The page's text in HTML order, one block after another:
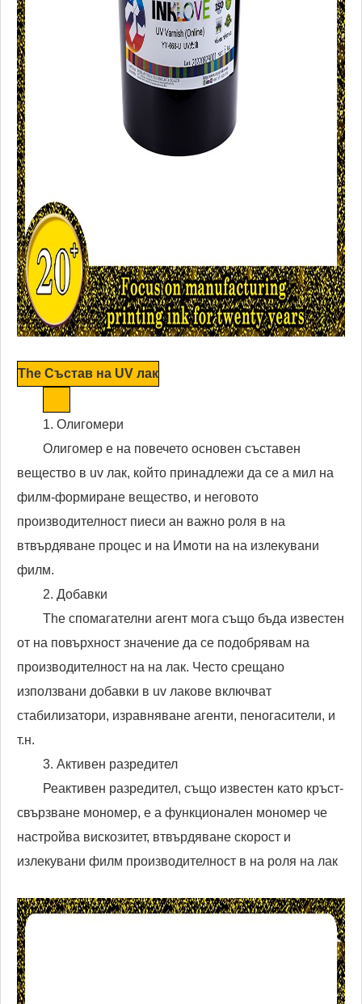
The Състав на UV лак
1. Олигомери
Олигомер е на повечето основен съставен
вещество в uv лак, който принадлежи да се a мил на
филм-формиране вещество, и неговото
производителност пиеси ан важно роля в на
втвърдяване процес и на Имоти на на излекувани
филм.
2. Добавки
The спомагателни агент мога също бъда известен
от на повърхност значение да се подобрявам на
производителност на на лак. Често срещано
използвани добавки в uv лакове включват
стабилизатори, изравняване агенти, пеногасители, и
т.н.
3. Активен разредител
Реактивен разредител, също известен като кръст-
свързване мономер, е a функционален мономер че
настройва вискозитет, втвърдяване скорост и
излекувани филм производителност в на роля на лак